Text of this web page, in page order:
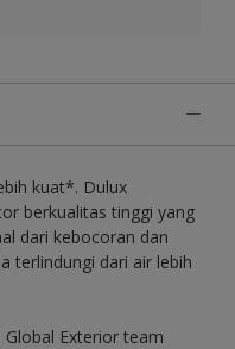
kuat*. Dulux
berkualitas tinggi yang
dari kebocoran dan
terlindungi dari air lebih
Exterior team